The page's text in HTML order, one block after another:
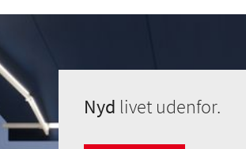
Nyd livet udenfor.